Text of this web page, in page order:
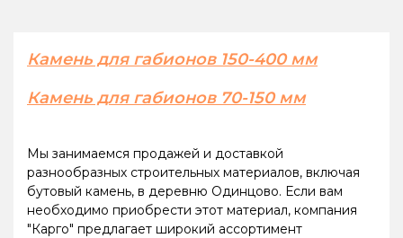
Камень для габионов 150-400 мм
Камень для габионов 70-150 мм
Мы занимаемся продажей и доставкой
разнообразных строительных материалов, включая
бутовый камень, в деревню Одинцово. Если вам
необходимо приобрести этот материал, компания
"Карго" предлагает широкий ассортимент